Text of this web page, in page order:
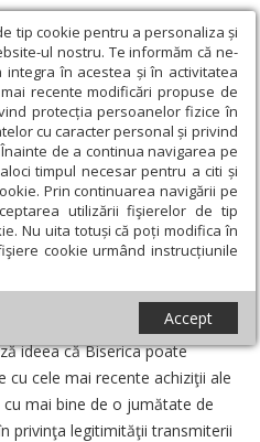
tip cookie pentru a personaliza și
ul nostru. Te informăm că ne-
în acestea și în activitatea
recente modificări propuse de
protecția persoanelor fizice în
cu caracter personal și privind
de a continua navigarea pe
timpul necesar pentru a citi și
Prin continuarea navigării pe
utilizării fişierelor de tip
Nu uita totuși că poți modifica în
cookie urmând instrucțiunile
Accept
și idei › Pomelnicul online faţă
cu naivitatea
30 Noiembrie 2007
ideea că Biserica poate
cele mai recente achiziţii ale
mai bine de o jumătate de
privinţa legitimităţii transmiterii